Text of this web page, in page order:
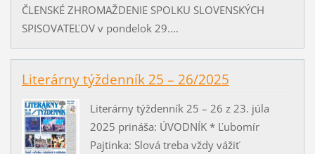
ČLENSKÉ ZHROMAŽDENIE SPOLKU SLOVENSKÝCH
SPISOVATEĽOV v pondelok 29....
Literárny týždenník 25 – 26/2025
Literárny týždenník 25 – 26 z 23. júla
2025 prináša: ÚVODNÍK * Ľubomír
Pajtinka: Slová treba vždy vážiť